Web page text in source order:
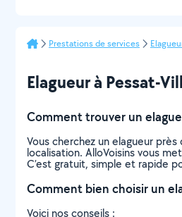
Prestations de services
Elagueur à Pessat-
Comment trouver un
Vous cherchez un elagueur
localisation. AlloVoisins vous
C’est gratuit, simple et rapide
Comment bien choisir un
Voici nos conseils :